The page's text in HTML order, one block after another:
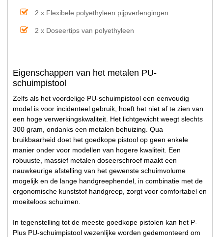
2 x Flexibele polyethyleen pijpverlengingen
2 x Doseertips van polyethyleen
Eigenschappen van het metalen PU-
schuimpistool
Zelfs als het voordelige PU-schuimpistool een eenvoudig
model is voor incidenteel gebruik, hoeft het niet af te zien van
een hoge verwerkingskwaliteit. Het lichtgewicht weegt slechts
300 gram, ondanks een metalen behuizing. Qua
bruikbaarheid doet het goedkope pistool op geen enkele
manier onder voor modellen van hogere kwaliteit. Een
robuuste, massief metalen doseerschroef maakt een
nauwkeurige afstelling van het gewenste schuimvolume
mogelijk en de lange handgreephendel, in combinatie met de
ergonomische kunststof handgreep, zorgt voor comfortabel en
moeiteloos schuimen.
In tegenstelling tot de meeste goedkope pistolen kan het P-
Plus PU-schuimpistool wezenlijke worden gedemonteerd om